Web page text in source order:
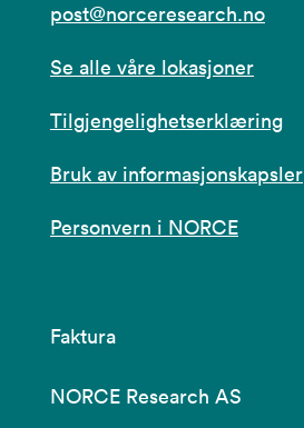
post@norceresearch.no
Se alle våre lokasjoner
Tilgjengelighetserklæring
Bruk av informasjonskapsler
Personvern i NORCE
Faktura
NORCE Research AS